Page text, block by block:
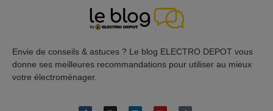
Envie de conseils & astuces ? Le blog ELECTRO DEPOT vous
donne ses meilleures recommandations pour utiliser au mieux
votre électroménager.